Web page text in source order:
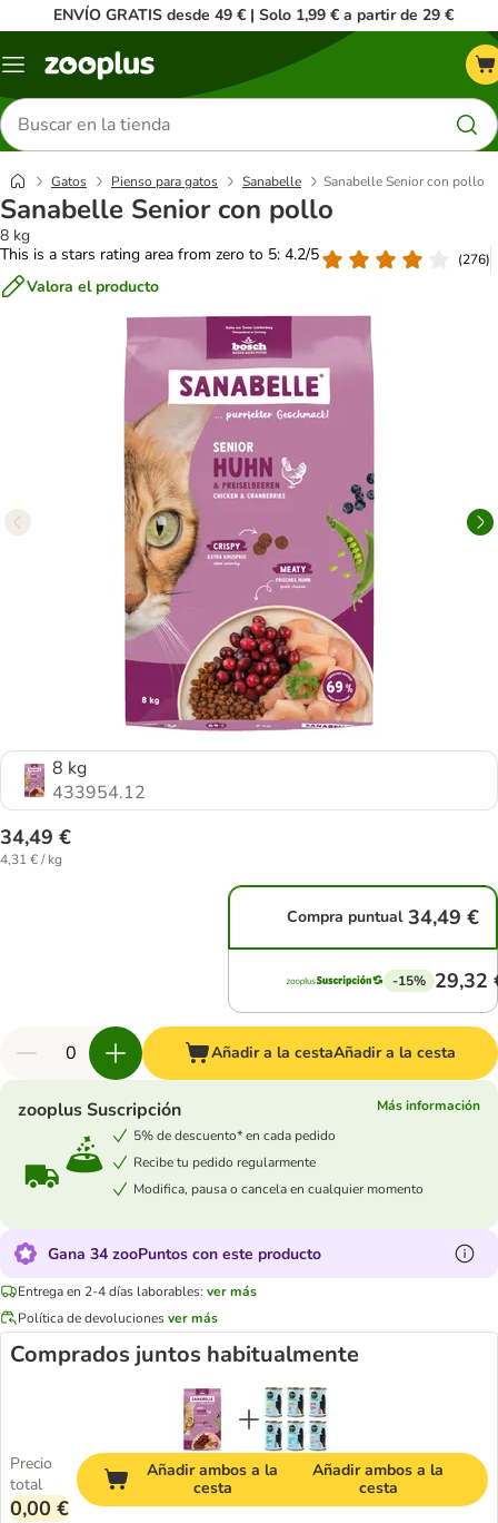
ENVÍO GRATIS desde 49 € | Solo 1,99 € a partir de 29 €
Menú
Buscar
productos
Gatos Pienso para gatos Sanabelle Sanabelle Senior con pollo
Sanabelle Senior con pollo
8 kg
This is a stars rating area from zero to 5: 4.2/5
(276)
Valora el producto
8 kg
433954.12
34,49 €
4,31 € / kg
Compra puntual 34,49 €
-15% 29,32
Añadir a la cestaAñadir a la cesta
zooplus Suscripción
Más información
5% de descuento* en cada pedido
Recibe tu pedido regularmente
Modifica, pausa o cancela en cualquier momento
Gana 34 zooPuntos con este producto
Entrega en 2-4 días laborables: ver más
Política de devolucionesver más
Comprados juntos habitualmente
Precio
total
0,00 €
Añadir ambos a la
cesta
Añadir ambos a la
cesta